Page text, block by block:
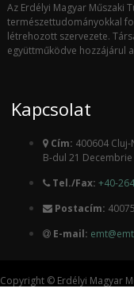
Az Erdélyi Magyar Műszaki
természettudományokkal
létrehozott szervezete.
együttműködve hozzájárul
Kapcsolat
Cím: 400604
B-dul 21
Tel./Fax: +40-
Postacím:
E-mail:
Copyright © Erdélyi Magyar